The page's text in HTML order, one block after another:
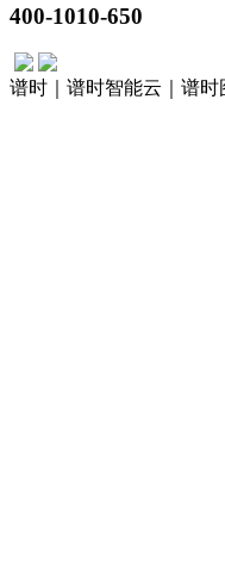
400-1010-650
谱时｜谱时智能云｜谱